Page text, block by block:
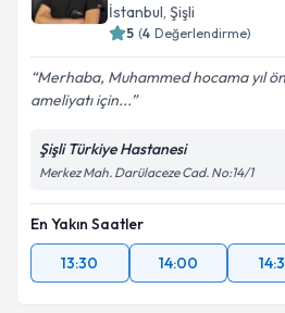
İstanbul, Şişli
5 (4 Değerlendirme)
Merhaba, Muhammed hocama yıl
ameliyatı için...
Şişli Türkiye Hastanesi
Merkez Mah. Darülaceze Cad. No:14/1
En Yakın Saatler
13:30
14:00